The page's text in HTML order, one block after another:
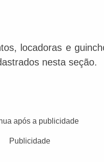
locadoras e
nesta seção.
após a publicidade
Publicidade